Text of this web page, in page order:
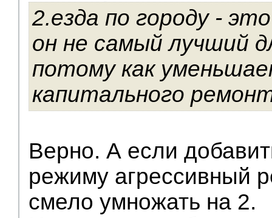
2.езда по городу -
он не самый лучший
потому как
капитального
Верно. А если
режиму агрессивный
смело умножать на 2.